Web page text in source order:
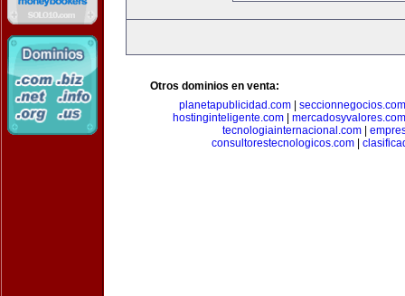
Otros dominios en venta:
planetapublicidad.com| seccionnegocios.com
hostinginteligente.com
mercadosyvalores.com
tecnologiainternacional.com|
consultorestecnologicos.com